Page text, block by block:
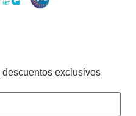
exclusivos